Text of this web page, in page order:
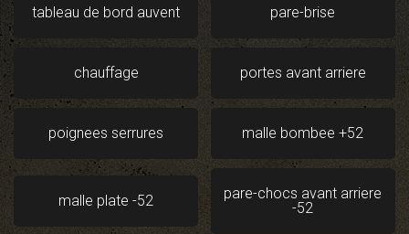
tableau de bord auvent pare-brise
chauffage portes avant arriere
poignees serrures malle bombee +52
malle plate -52
pare-chocs avant arriere
-52